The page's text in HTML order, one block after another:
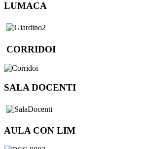
LUMACA
CORRIDOI
SALA DOCENTI
AULA CON LIM